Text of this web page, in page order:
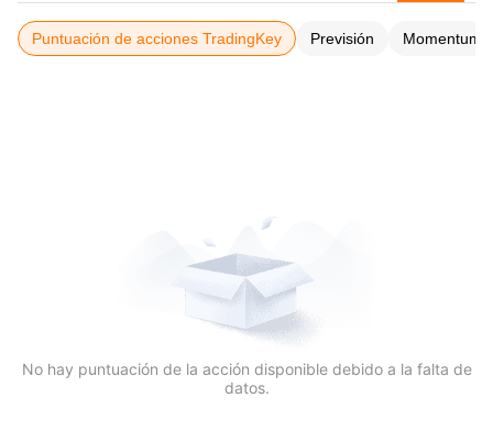
Puntuación de acciones TradingKey Previsión Momentum
No hay puntuación de la acción disponible debido a la falta de
datos.